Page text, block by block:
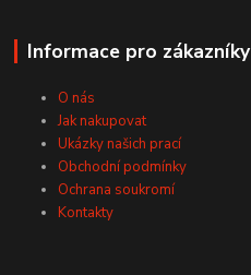
Informace pro zákazníky
O nás
Jak nakupovat
Ukázky našich prací
Obchodní podmínky
Ochrana soukromí
Kontakty